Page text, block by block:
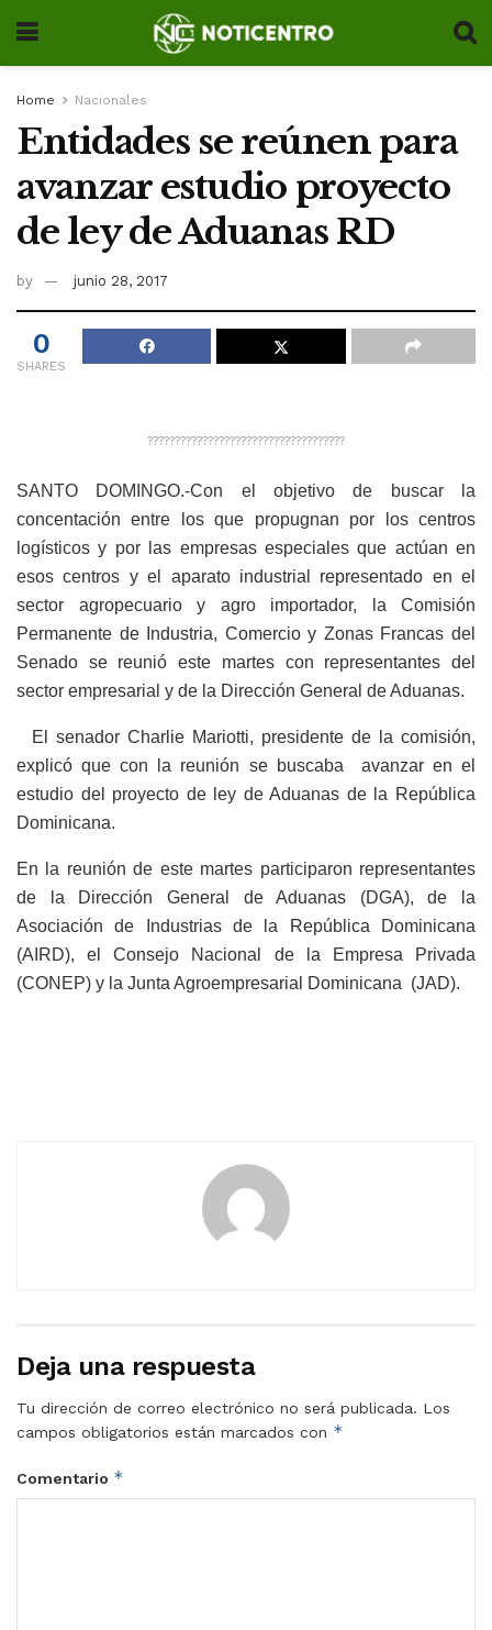
Home Nacionales
Entidades se reúnen para
avanzar estudio proyecto
de ley de Aduanas RD
by junio 28, 2017
0
SHARES
????????????????????????????????????
SANTO DOMINGO.-Con el objetivo de buscar la
concentación entre los que propugnan por los centros
logísticos y por las empresas especiales que actúan en
esos centros y el aparato industrial representado en el
sector agropecuario y agro importador, la Comisión
Permanente de Industria, Comercio y Zonas Francas del
Senado se reunió este martes con representantes del
sector empresarial y de la Dirección General de Aduanas.
El senador Charlie Mariotti, presidente de la comisión,
explicó que con la reunión se buscaba avanzar en el
estudio del proyecto de ley de Aduanas de la República
Dominicana.
En la reunión de este martes participaron representantes
de la Dirección General de Aduanas (DGA), de la
Asociación de Industrias de la República Dominicana
(AIRD), el Consejo Nacional de la Empresa Privada
(CONEP) y la Junta Agroempresarial Dominicana (JAD).
Deja una respuesta
Tu dirección de correo electrónico no será publicada. Los
campos obligatorios están marcados con *
Comentario *